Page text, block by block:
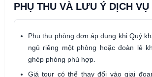
PHỤ THU VÀ LƯU Ý DỊCH VỤ
Phụ thu phòng đơn áp dụng khi Quý
ngủ riêng một phòng hoặc đoàn lẻ
ghép phòng phù hợp.
Giá tour có thể thay đổi vào giai